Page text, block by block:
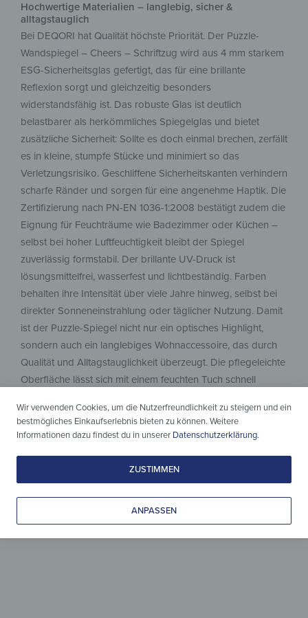
Hochwertige Materialien – langlebig, sicher &
alltagstauglich
Bei DEQORI hat Qualität höchste Priorität. Der Puzzle-
Wandspiegel – Cheers – Schriftzug wird aus 4 mm starkem
ESG-Sicherheitsglas gefertigt, das für eine brillante
Reflexion sorgt und gleichzeitig besonders
widerstandsfähig ist. Das robuste Glas ist deutlich
belastbarer als herkömmliches Spiegelglas und bietet
zusätzliche Sicherheit: Sollte es doch einmal brechen, zerfällt
es in kleine, stumpfe Stücke und minimiert so das
Verletzungsrisiko. Geschliffene Sicherheitskanten verhindern
scharfe Ränder und sorgen für eine angenehme Haptik. Die
Zertifizierung nach PN-EN 1036-1:2008 bestätigt zudem die
Eignung für Feuchträume wie Badezimmer oder Küchen –
selbst bei hoher Luftfeuchtigkeit bleibt der Spiegel
zuverlässig formstabil. Der brillante UV-Druck ist
lösungsmittelfrei, wasserfest und lichtbeständig. Farben
behalten ihre Intensität über viele Jahre hinweg, selbst bei
direkter Sonneneinstrahlung oder täglicher Nutzung. Damit
ist der Puzzle-Spiegel nicht nur ein optisches Highlight,
sondern auch ein langlebiges Wohnaccessoire, das durch
Qualität und Alltagstauglichkeit überzeugt. Die pflegeleichte
Oberfläche lässt sich mit einem feuchten Tuch schnell
Dein Spiegel,
Wir verwenden Cookies, um die Nutzerfreundlichkeit zu steigern und ein
bestmögliches Einkaufserlebnis bieten zu können. Weitere
Informationen dazu findest du in unserer Datenschutzerklärung.
ZUSTIMMEN
ANPASSEN